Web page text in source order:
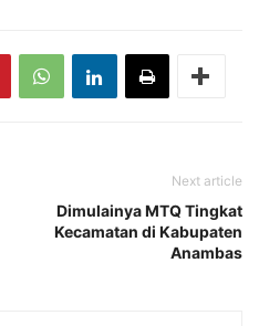
Next article
Dimulainya MTQ Tingkat
Kecamatan di Kabupaten
Anambas